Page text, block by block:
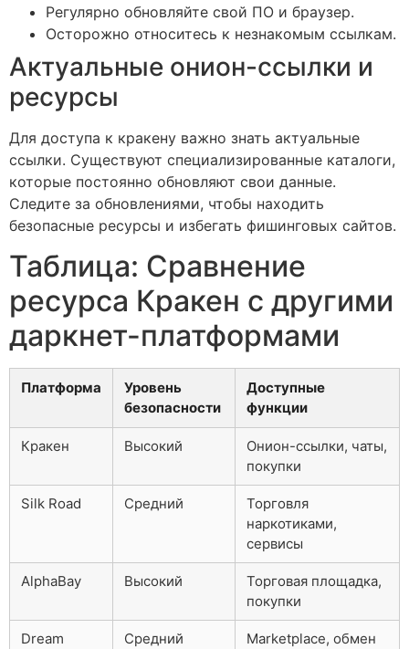
Регулярно обновляйте свой ПО и браузер.
Осторожно относитесь к незнакомым ссылкам.
Актуальные онион-ссылки и
ресурсы
Для доступа к кракену важно знать актуальные
ссылки. Существуют специализированные каталоги,
которые постоянно обновляют свои данные.
Следите за обновлениями, чтобы находить
безопасные ресурсы и избегать фишинговых сайтов.
Таблица: Сравнение
ресурса Кракен с другими
даркнет-платформами
Платформа
Уровень
безопасности
Доступные
функции
Кракен Высокий
Онион-ссылки, чаты,
покупки
Silk Road Средний
Торговля
наркотиками,
сервисы
AlphaBay Высокий
Торговая площадка,
покупки
Dream
Средний Marketplace, обмен